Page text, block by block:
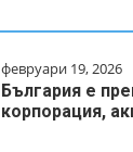
февруари 19, 2026
България е
корпорация,